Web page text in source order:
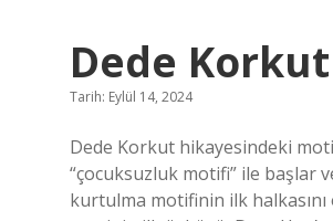
Dede
Tarih: Eylül 14, 2024
Dede Korkut hikayesindeki
“çocuksuzluk motifi” ile başlar
kurtulma motifinin ilk